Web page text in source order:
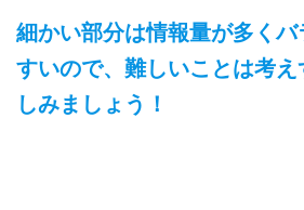
細かい部分は情報量が多く
すいので、難しいことは考
しみましょう！